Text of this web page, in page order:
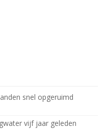
snel opgeruimd
vijf jaar geleden